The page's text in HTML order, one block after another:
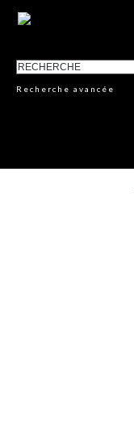
Recherche avancée